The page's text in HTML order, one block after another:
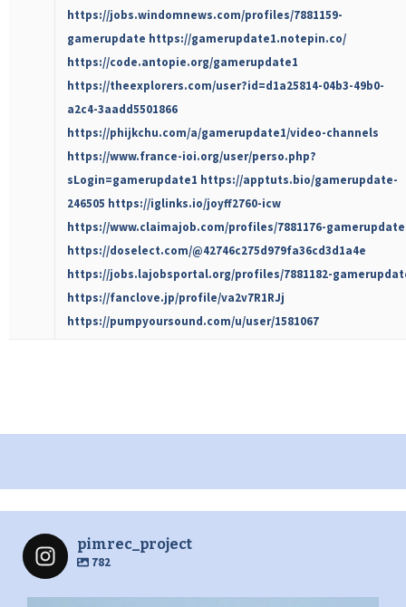
https://jobs.windomnews.com/profiles/7881159-
gamerupdate https://gamerupdate1.notepin.co/
https://code.antopie.org/gamerupdate1
https://theexplorers.com/user?id=d1a25814-04b3-49b0-
a2c4-3aadd5501866
https://phijkchu.com/a/gamerupdate1/video-channels
https://www.france-ioi.org/user/perso.php?
sLogin=gamerupdate1 https://apptuts.bio/gamerupdate-
246505 https://iglinks.io/joyff2760-icw
https://www.claimajob.com/profiles/7881176-gamerupdate
https://doselect.com/@42746c275d979fa36cd3d1a4e
https://jobs.lajobsportal.org/profiles/7881182-
https://fanclove.jp/profile/va2v7R1RJj
https://pumpyoursound.com/u/user/1581067
pimrec_project
782